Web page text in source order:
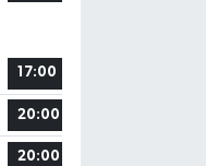
17:00
20:00
20:00